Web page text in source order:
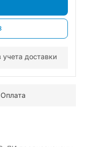
доставки
Оплата